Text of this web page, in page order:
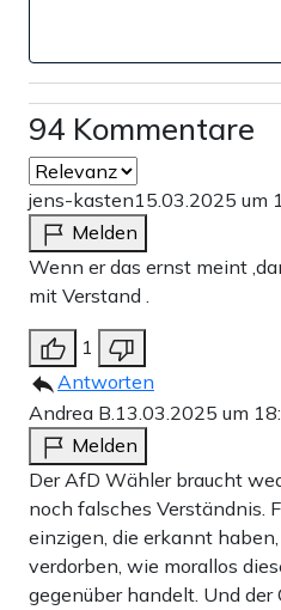
94 Kommentare
jens-kasten15.03.2025 um
Melden
Wenn er das ernst meint
mit Verstand .
1
Antworten
Andrea B.13.03.2025 um
Melden
Der AfD Wähler braucht
noch falsches Verständnis.
einzigen, die erkannt
verdorben, wie morallos
gegenüber handelt. Und